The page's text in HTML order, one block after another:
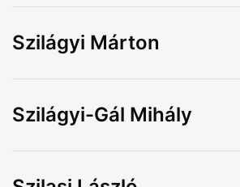
Szilágyi Márton
Szilágyi-Gál Mihály